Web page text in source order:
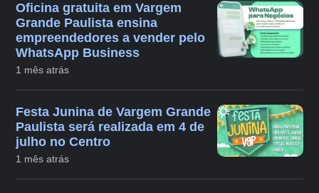
Oficina gratuita em Vargem
Grande Paulista ensina
empreendedores a vender pelo
WhatsApp Business
1 mês atrás
Festa Junina de Vargem Grande
Paulista será realizada em 4 de
julho no Centro
1 mês atrás